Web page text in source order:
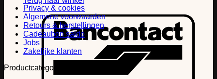
Privacy & cookies
Algemene voorwaarden
Retours & herstellingen
Cadeaubon saldo
Jobs
Zakelijke klanten
Productcategorieën